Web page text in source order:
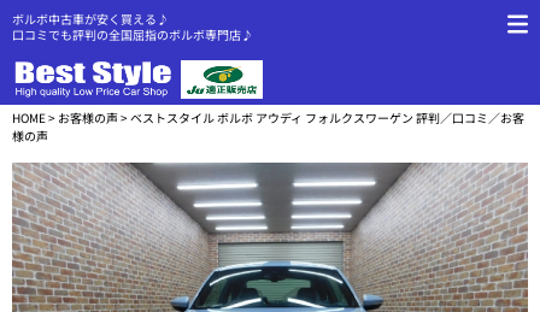
ボルボ中古車が安く買える♪
口コミでも評判の全国屈指のボルボ専門店♪
HOME> お客様の声> ベストスタイル ボルボ アウディ フォルクスワーゲン 評判／口コミ／お客
様の声